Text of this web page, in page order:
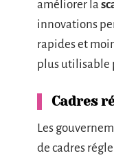
améliorer la
innovations
rapides et
plus utilisable
Cadres
Les
de cadres